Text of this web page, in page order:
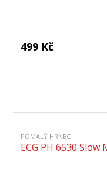
499 Kč
POMALÝ HRNEC
ECG PH 6530 Slow